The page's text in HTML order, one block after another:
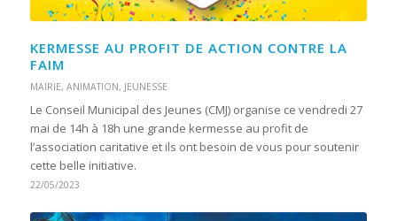
KERMESSE AU PROFIT DE ACTION CONTRE LA
FAIM
MAIRIE, ANIMATION, JEUNESSE
Le Conseil Municipal des Jeunes (CMJ) organise ce vendredi 27
mai de 14h à 18h une grande kermesse au profit de
l’association caritative et ils ont besoin de vous pour soutenir
cette belle initiative.
22/05/2023